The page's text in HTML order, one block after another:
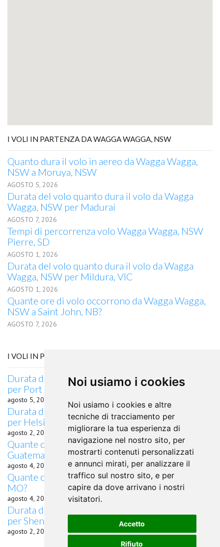
Noi usiamo i cookies
Noi usiamo i cookies e altre
tecniche di tracciamento per
migliorare la tua esperienza di
navigazione nel nostro sito, per
mostrarti contenuti personalizzati
e annunci mirati, per analizzare il
traffico sul nostro sito, e per
capire da dove arrivano i nostri
visitatori.
Accetto
Rifiuto
I VOLI IN PARTENZA DA WAGGA WAGGA, NSW
Quanto dura il volo in aereo da Wagga Wagga,
NSW a Moruya, NSW
AGOSTO 5, 2026
Durata del volo quanto dura il volo da Wagga
Wagga, NSW per Madurai
AGOSTO 7, 2026
Tempi di percorrenza volo Wagga Wagga, NSW
Pierre, SD
AGOSTO 1, 2026
Durata del volo quanto dura il volo da Wagga
Wagga, NSW per Mildura, VIC
AGOSTO 1, 2026
Quante ore di volo occorrono da Wagga Wagga,
NSW a Saint John, NB?
AGOSTO 7, 2026
I VOLI IN PARTENZA DA TOPEKA, KS
Durata del volo Quanto dura il volo da Topeka, KS
per Port Harcourt
agosto 5, 2026
Durata del volo quanto dura il volo da Topeka, KS
per Helsinki
agosto 2, 2026
Quante ore di volo da Topeka, KS a Città del
Guatemala?
agosto 4, 2026
Quante ore di volo da Topeka, KS a Kirksville,
MO?
agosto 4, 2026
Durata del volo quanto dura il volo da Topeka, KS
per Shenyang
agosto 2, 2026